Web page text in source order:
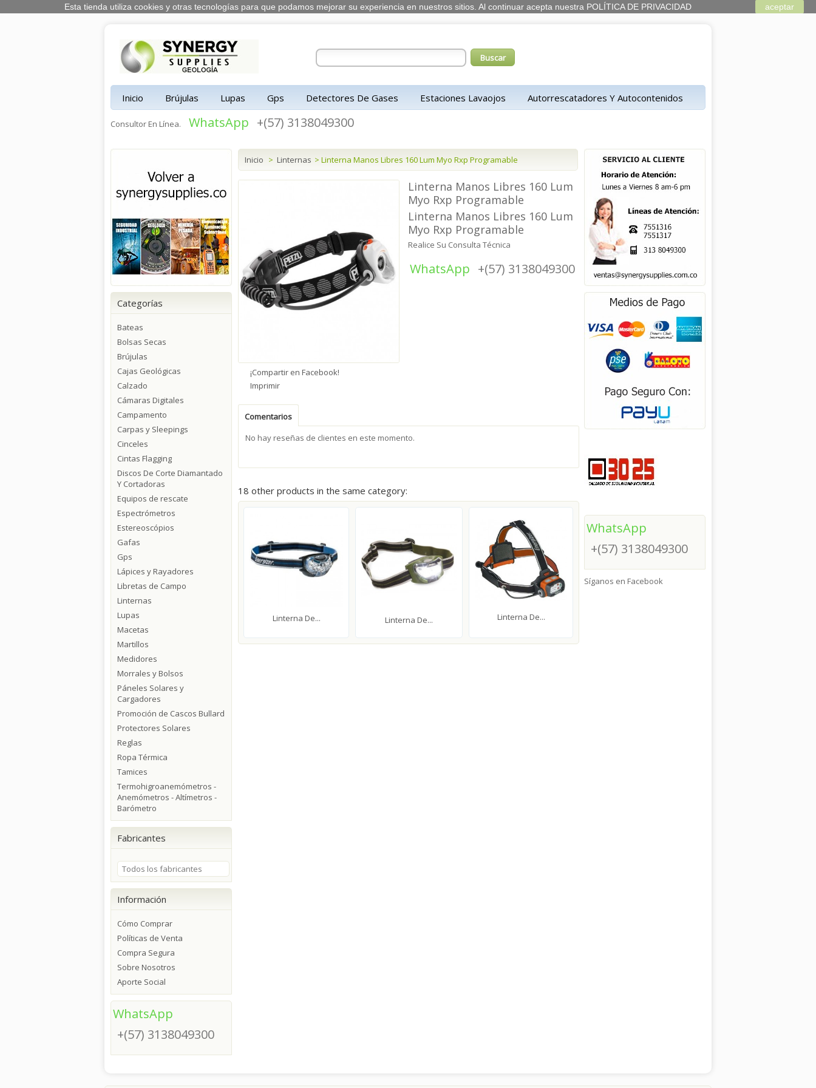
Inicio Brújulas Lupas Gps Detectores De Gases Estaciones Lavaojos Autorrescatadores Y Autocontenidos
Consultor En Línea. WhatsApp +(57) 3138049300
Inicio > Linternas > Linterna Manos Libres 160 Lum Myo Rxp Programable
¡Compartir en Facebook!
Imprimir
Linterna Manos Libres 160 Lum
Myo Rxp Programable
Linterna Manos Libres 160 Lum
Myo Rxp Programable
Realice Su Consulta Técnica
WhatsApp +(57) 3138049300
Comentarios
No hay reseñas de clientes en este momento.
18 other products in the same category:
Linterna De... Linterna De... Linterna De...
Categorías
Bateas
Bolsas Secas
Brújulas
Cajas Geológicas
Calzado
Cámaras Digitales
Campamento
Carpas y Sleepings
Cinceles
Cintas Flagging
Discos De Corte Diamantado
Y Cortadoras
Equipos de rescate
Espectrómetros
Estereoscópios
Gafas
Gps
Lápices y Rayadores
Libretas de Campo
Linternas
Lupas
Macetas
Martillos
Medidores
Morrales y Bolsos
Páneles Solares y
Cargadores
Promoción de Cascos Bullard
Protectores Solares
Reglas
Ropa Térmica
Tamices
Termohigroanemómetros -
Anemómetros - Altímetros -
Barómetro
Fabricantes
Todos los fabricantes
Información
Cómo Comprar
Políticas de Venta
Compra Segura
Sobre Nosotros
Aporte Social
WhatsApp
+(57) 3138049300
WhatsApp
+(57) 3138049300
Síganos en Facebook
Esta tienda utiliza cookies y otras tecnologías para que podamos mejorar su experiencia en nuestros sitios. Al continuar acepta nuestra POLÍTICA DE PRIVACIDAD aceptar